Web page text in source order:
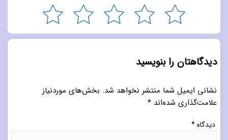
دیدگاهتان را بنویسید
نشانی ایمیل شما منتشر نخواهد شد. بخش‌های موردنیاز
علامت‌گذاری شده‌اند *
دیدگاه*